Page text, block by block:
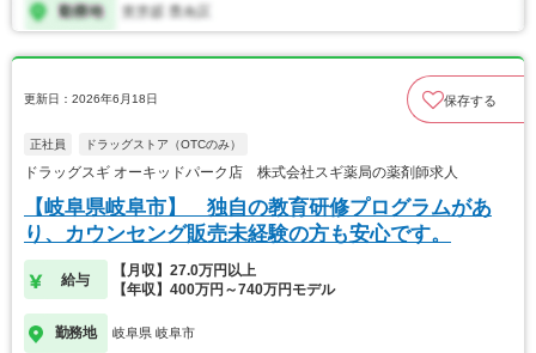
更新日：2026年6月18日 保存する
正社員 ドラッグストア（OTCのみ）
ドラッグスギ オーキッドパーク店 株式会社スギ薬局の薬剤師求人
【岐阜県岐阜市】 独自の教育研修プログラムがあ
り、カウンセング販売未経験の方も安心です。
給与
【月収】27.0万円以上
【年収】400万円～740万円モデル
勤務地 岐阜県 岐阜市